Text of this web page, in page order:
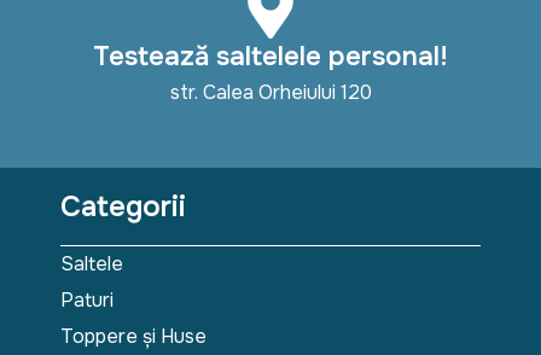
Testează saltelele personal!
str. Calea Orheiului 120
Categorii
Saltele
Paturi
Toppere și Huse